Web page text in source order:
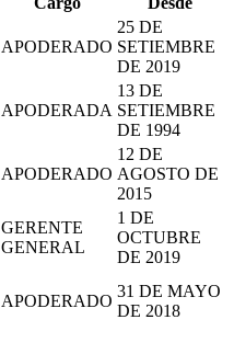
APODERADO
25 DE
SETIEMBRE
DE 2019
APODERADA
13 DE
SETIEMBRE
DE 1994
APODERADO
12 DE
AGOSTO DE
2015
GERENTE
GENERAL
1 DE
OCTUBRE
DE 2019
APODERADO
31 DE MAYO
DE 2018